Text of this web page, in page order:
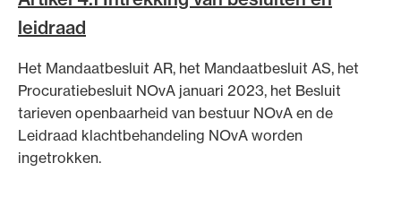
leidraad
Het Mandaatbesluit AR, het Mandaatbesluit AS, het
Procuratiebesluit NOvA januari 2023, het Besluit
tarieven openbaarheid van bestuur NOvA en de
Leidraad klachtbehandeling NOvA worden
ingetrokken.
Uitgelicht